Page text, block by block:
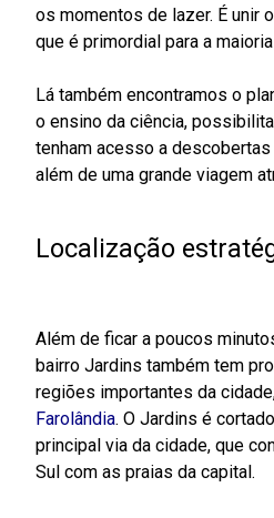
os momentos de lazer. É unir
que é primordial para a
Lá também encontramos o
o ensino da ciência,
tenham acesso a descobertas
além de uma grande viagem
Localização
Além de ficar a poucos
bairro Jardins também tem
regiões importantes da
Farolândia. O Jardins é
principal via da cidade, que
Sul com as praias da capital.